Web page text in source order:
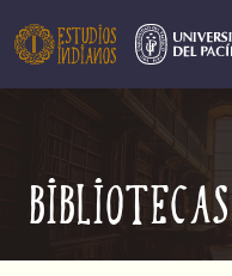
Bibliotecas